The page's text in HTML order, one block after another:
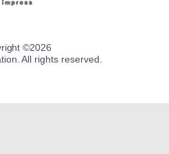
©2026
All rights reserved.